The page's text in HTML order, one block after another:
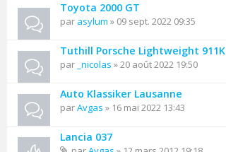
Toyota 2000 GT
par asylum » 09 sept. 2022 09:35
Tuthill Porsche Lightweight 911K
par _nicolas » 20 août 2022 19:50
Auto Klassiker Lausanne
parAvgas » 16 mai 2022 13:43
Lancia 037